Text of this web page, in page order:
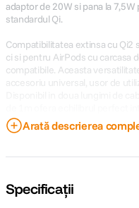
adaptor de 20W si pana la
standardul Qi.
Compatibilitatea extinsa cu Qi2
ci si pentru AirPods cu carcasa
compatibile. Aceasta
accesoriu universal, usor de
Pe langa performanta,
integreaza discret in orice
de testare in procesul de
fiabilitate pe termen lung.
Arată descrierea
Specificații